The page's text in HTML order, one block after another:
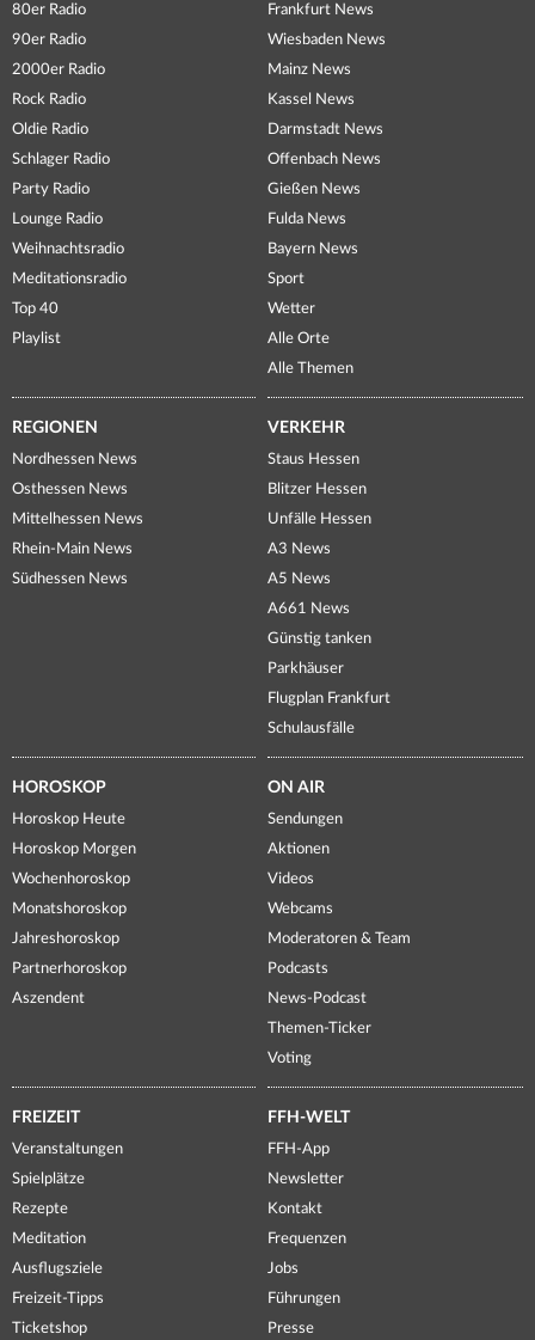
80er Radio
90er Radio
2000er Radio
Rock Radio
Oldie Radio
Schlager Radio
Party Radio
Lounge Radio
Weihnachtsradio
Meditationsradio
Top 40
Playlist
Frankfurt News
Wiesbaden News
Mainz News
Kassel News
Darmstadt News
Offenbach News
Gießen News
Fulda News
Bayern News
Sport
Wetter
Alle Orte
Alle Themen
REGIONEN
Nordhessen News
Osthessen News
Mittelhessen News
Rhein-Main News
Südhessen News
VERKEHR
Staus Hessen
Blitzer Hessen
Unfälle Hessen
A3 News
A5 News
A661 News
Günstig tanken
Parkhäuser
Flugplan Frankfurt
Schulausfälle
HOROSKOP
Horoskop Heute
Horoskop Morgen
Wochenhoroskop
Monatshoroskop
Jahreshoroskop
Partnerhoroskop
Aszendent
ON AIR
Sendungen
Aktionen
Videos
Webcams
Moderatoren & Team
Podcasts
News-Podcast
Themen-Ticker
Voting
FREIZEIT
Veranstaltungen
Spielplätze
Rezepte
Meditation
Ausflugsziele
Freizeit-Tipps
Ticketshop
FFH-WELT
FFH-App
Newsletter
Kontakt
Frequenzen
Jobs
Führungen
Presse